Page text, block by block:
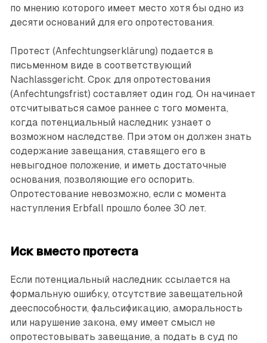
по мнению которого имеет место хотя бы одно из
десяти оснований для его опротестования.
Протест (Anfechtungserklärung) подается в
письменном виде в соответствующий
Nachlassgericht. Срок для опротесто­вания
(Anfechtungsfrist) составляет один год. Он начинает
отсчитываться самое раннее с того момента,
когда потенциальный наследник узнает о
возможном наследстве. При этом он должен знать
содержание завещания, ставящего его в
невыгодное положение, и иметь достаточные
основания, позволяющие его оспорить.
Опротестование невозможно, если с момента
наступления Erbfall прошло более 30 лет.
Иск вместо протеста
Если потенциальный наследник ссылается на
формальную ошибку, отсутствие завещательной
дееспособности, фальсификацию, аморальность
или нарушение закона, ему имеет смысл не
опротестовывать завещание, а подать в суд по